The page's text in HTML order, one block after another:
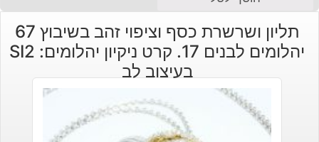
תליון ושרשרת כסף וציפוי זהב בשיבוץ 67
יהלומים לבנים 17. קרט ניקיון יהלומים: SI2
בעיצוב לב